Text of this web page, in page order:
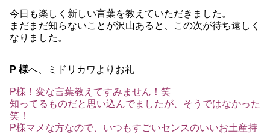
今日も楽しく新しい言葉を教えていただきました。
まだまだ知らないことが沢山あると、この次が待ち遠しく
なりました。
P 様へ、ミドリカワよりお礼
P様！変な言葉教えてすみません！笑
知ってるものだと思い込んでましたが、そうではなかった
笑！
P様マメな方なので、いつもすごいセンスのいいお土産持